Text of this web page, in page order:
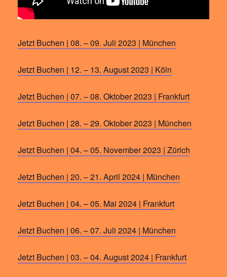
Jetzt Buchen | 08. – 09. Juli 2023 | München
Jetzt Buchen | 12. – 13. August 2023 | Köln
Jetzt Buchen | 07. – 08. Oktober 2023 | Frankfurt
Jetzt Buchen | 28. – 29. Oktober 2023 | München
Jetzt Buchen | 04. – 05. November 2023 | Zürich
Jetzt Buchen | 20. – 21. April 2024 | München
Jetzt Buchen | 04. – 05. Mai 2024 | Frankfurt
Jetzt Buchen | 06. – 07. Juli 2024 | München
Jetzt Buchen | 03. – 04. August 2024 | Frankfurt